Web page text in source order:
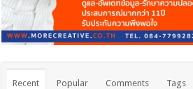
Recent Popular Comments Tags